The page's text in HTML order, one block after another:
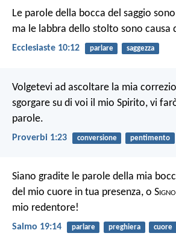
Le parole della bocca del saggio
ma le labbra dello stolto sono causa
Ecclesiaste 10:12 parlare saggezza
Volgetevi ad ascoltare la mia
sgorgare su di voi il mio Spirito, vi
parole.
Proverbi 1:23 conversione pentimento
Siano gradite le parole della mia
del mio cuore in tua presenza, o S
mio redentore!
Salmo 19:14 parlare preghiera cuore